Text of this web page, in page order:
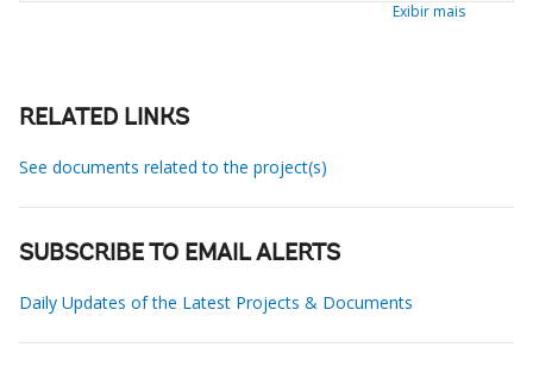
Exibir mais
RELATED LINKS
See documents related to the project(s)
SUBSCRIBE TO EMAIL ALERTS
Daily Updates of the Latest Projects & Documents